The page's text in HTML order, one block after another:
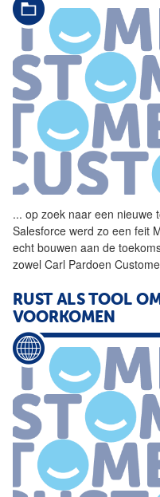
... op zoek naar een nieuwe
Salesforce werd zo een feit
echt bouwen aan de
zowel Carl Pardoen
RUST ALS TOOL
VOORKOMEN